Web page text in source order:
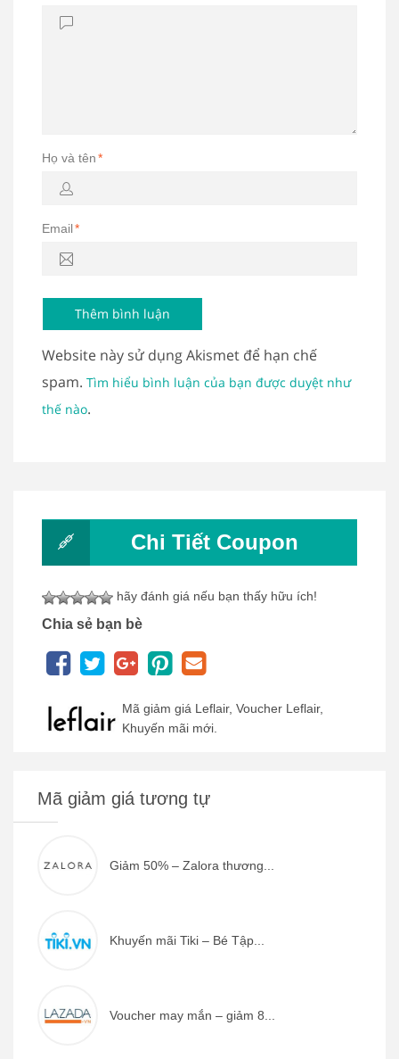
Họ và tên*
Email*
Website này sử dụng Akismet để hạn chế
spam. Tìm hiểu bình luận của bạn được duyệt như
thế nào.
Chi Tiết Coupon
hãy đánh giá nếu bạn thấy hữu ích!
Chia sẻ bạn bè
Mã giảm giá Leflair, Voucher Leflair,
Khuyến mãi mới.
Mã giảm giá tương tự
Giảm 50% – Zalora thương...
Khuyến mãi Tiki – Bé Tập...
Voucher may mắn – giảm 8...